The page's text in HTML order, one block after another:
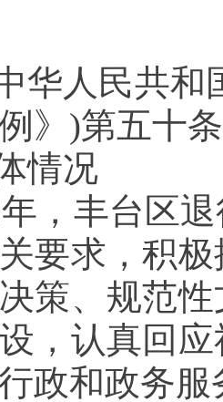
华人民共和
》)第五十
情况
丰台区退
要求，积
策、规范
，认真回
政和政务